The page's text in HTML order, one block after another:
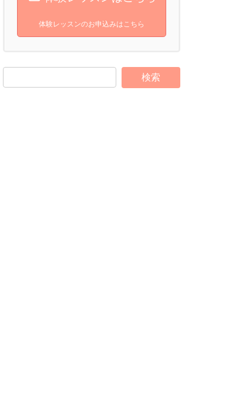
体験レッスンのお申込みはこちら